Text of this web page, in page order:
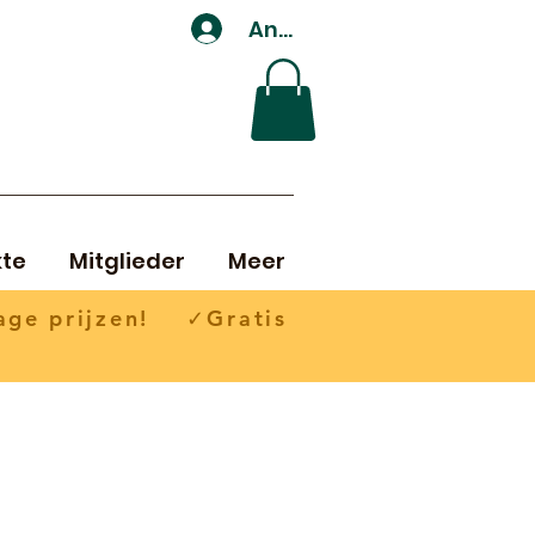
Anmelden
Mitglieder Meer
prijzen! ✓Gratis